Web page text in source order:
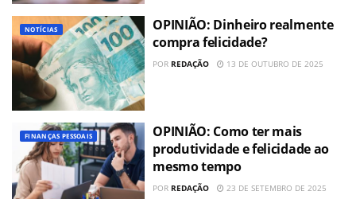
NOTÍCIAS
OPINIÃO: Dinheiro realmente
compra felicidade?
POR REDAÇÃO 13 DE OUTUBRO DE 2025
FINANÇAS PESSOAIS
OPINIÃO: Como ter mais
produtividade e felicidade ao
mesmo tempo
POR REDAÇÃO 23 DE SETEMBRO DE 2025